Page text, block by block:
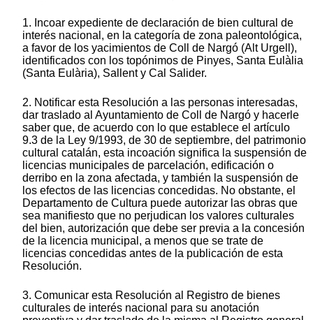
1. Incoar expediente de declaración de bien cultural de
interés nacional, en la categoría de zona paleontológica,
a favor de los yacimientos de Coll de Nargó (Alt Urgell),
identificados con los topónimos de Pinyes, Santa Eulàlia
(Santa Eulària), Sallent y Cal Salider.
2. Notificar esta Resolución a las personas interesadas,
dar traslado al Ayuntamiento de Coll de Nargó y hacerle
saber que, de acuerdo con lo que establece el artículo
9.3 de la Ley 9/1993, de 30 de septiembre, del patrimonio
cultural catalán, esta incoación significa la suspensión de
licencias municipales de parcelación, edificación o
derribo en la zona afectada, y también la suspensión de
los efectos de las licencias concedidas. No obstante, el
Departamento de Cultura puede autorizar las obras que
sea manifiesto que no perjudican los valores culturales
del bien, autorización que debe ser previa a la concesión
de la licencia municipal, a menos que se trate de
licencias concedidas antes de la publicación de esta
Resolución.
3. Comunicar esta Resolución al Registro de bienes
culturales de interés nacional para su anotación